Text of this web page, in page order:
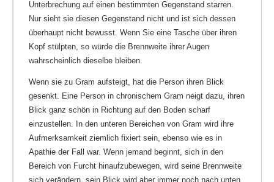
Unterbrechung auf einen bestimmten Gegenstand starren.
Nur sieht sie diesen Gegenstand nicht und ist sich dessen
überhaupt nicht bewusst. Wenn Sie eine Tasche über ihren
Kopf stülpten, so würde die Brennweite ihrer Augen
wahrscheinlich dieselbe bleiben.
Wenn sie zu Gram aufsteigt, hat die Person ihren Blick
gesenkt. Eine Person in chronischem Gram neigt dazu, ihren
Blick ganz schön in Richtung auf den Boden scharf
einzustellen. In den unteren Bereichen von Gram wird ihre
Aufmerksamkeit ziemlich fixiert sein, ebenso wie es in
Apathie der Fall war. Wenn jemand beginnt, sich in den
Bereich von Furcht hinaufzubewegen, wird seine Brennweite
sich verändern, sein Blick wird aber immer noch nach unten